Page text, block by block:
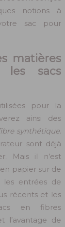
notions à
sac pour
matières
les sacs
pour la
ainsi des
synthétique.
sont déjà
Mais il n’est
papier sur de
les entrées de
récents et les
en fibres
l’avantage de